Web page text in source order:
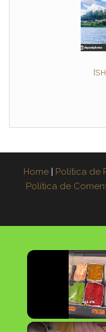
Home | Política de
Política de